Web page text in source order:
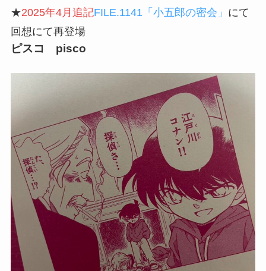
★2025年4月追記FILE.1141「小五郎の密会」 にて
回想にて再登場
ピスコ pisco